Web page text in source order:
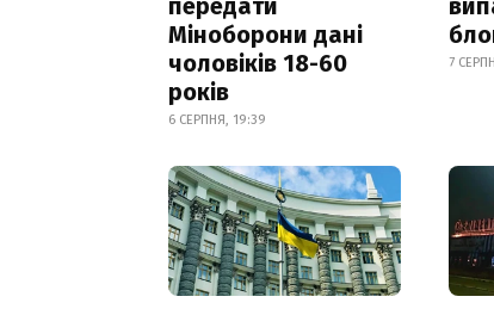
передати
Міноборони дані
чоловіків 18-60
років
6 СЕРПНЯ, 19:39
7